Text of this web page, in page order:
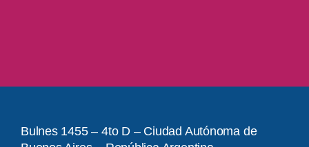
Bulnes 1455 – 4to D – Ciudad Autónoma de